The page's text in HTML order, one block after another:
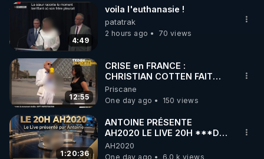
▶ 30 jours gratuit sur l’application de méditation et
de bien-être ENVOL :
Rendez-vous sur
le code : REGENERE
4:49
voila l'euthanasie !
patatrak
2 hours ago
70 views
12:55
CRISE en FRANCE :
CHRISTIAN COTTEN FAIT
une étrange découverte
Priscane
One day ago
150 views
1:20:36
ANTOINE PRÉSENTE
AH2020 LE LIVE 20H ***DU
04/08/2026*** 📷LE
GRAND RÉVEIL EST EN
AH2020
One day ago
6.0 k views